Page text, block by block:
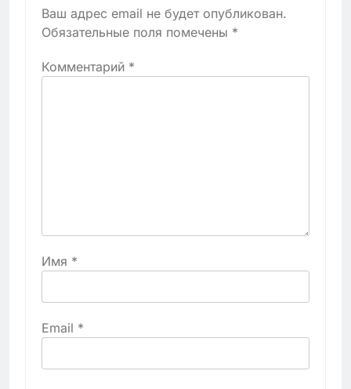
Ваш адрес email не будет опубликован.
Обязательные поля помечены *
Комментарий *
Имя *
Email *